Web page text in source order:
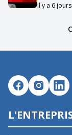
il y a 6 jours